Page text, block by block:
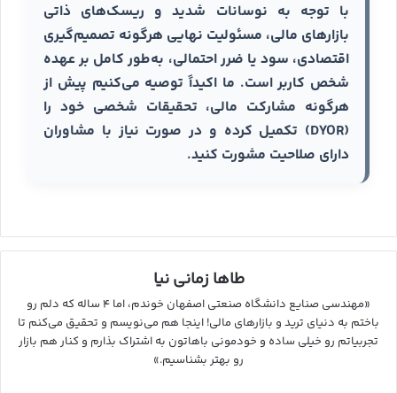
با توجه به نوسانات شدید و ریسک‌های ذاتی
بازارهای مالی، مسئولیت نهایی هرگونه تصمیم‌گیری
اقتصادی، سود یا ضرر احتمالی، به‌طور کامل بر عهده
شخص کاربر است. ما اکیداً توصیه می‌کنیم پیش از
هرگونه مشارکت مالی، تحقیقات شخصی خود را
(DYOR) تکمیل کرده و در صورت نیاز با مشاوران
دارای صلاحیت مشورت کنید.
طاها زمانی نیا
«مهندسی صنایع دانشگاه صنعتی اصفهان خوندم، اما ۴ ساله که دلم رو
باختم به دنیای ترید و بازارهای مالی! اینجا هم می‌نویسم و تحقیق می‌کنم تا
تجربیاتم رو خیلی ساده و خودمونی باهاتون به اشتراک بذارم و کنار هم بازار
رو بهتر بشناسیم.»